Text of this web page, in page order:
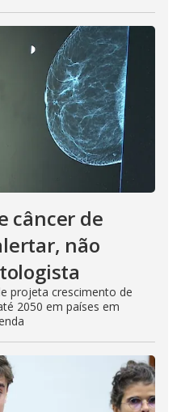
câncer de
não
projeta crescimento de
2050 em países em